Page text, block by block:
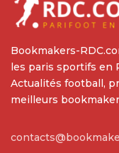
Bookmakers-
les paris sportifs en
Actualités football,
meilleurs